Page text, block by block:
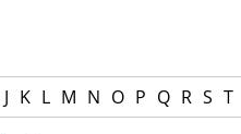
J K L M N O P Q R S T